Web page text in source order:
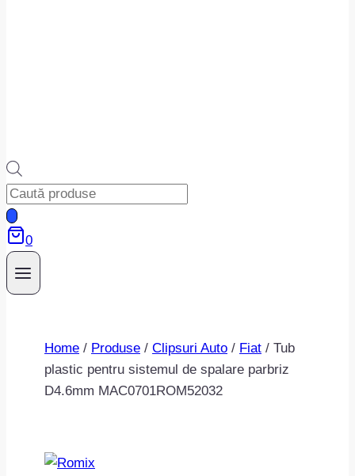
Products
search
0
Home / Produse / Clipsuri Auto / Fiat / Tub
plastic pentru sistemul de spalare parbriz
D4.6mm MAC0701ROM52032